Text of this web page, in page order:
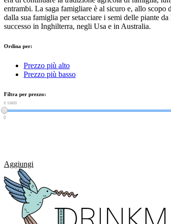
entrambi. La saga famigliare è al sicuro e, allo
dalla sua famiglia per setacciare i semi delle piante
successo in Inghilterra, negli Usa e in Australia.
Ordina per:
Prezzo più alto
Prezzo più basso
Filtra per prezzo:
€ 0
€ 10400
0
Aggiungi